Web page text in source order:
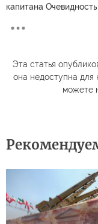
капитана Очевидность.
Эта статья
она недоступна
можете